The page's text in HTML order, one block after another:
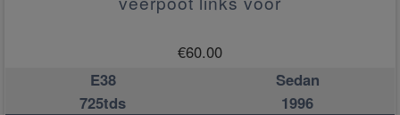
€60.00
E38
Sedan
725tds
1996